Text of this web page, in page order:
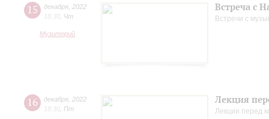
15 декабря 2022
18:30 Чт
Музиторий
Встреча с
Встречи с
16 декабря 2022
18:30 Пт
Лекция
Лекции перед